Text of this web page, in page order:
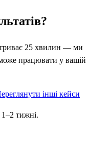
25 хвилин — ми
працювати у вашій
інші кейси
1–2 тижні.